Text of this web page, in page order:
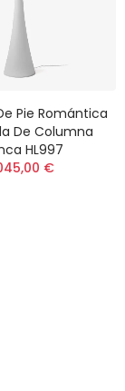
Pie Romántica
De Columna
HL997
€